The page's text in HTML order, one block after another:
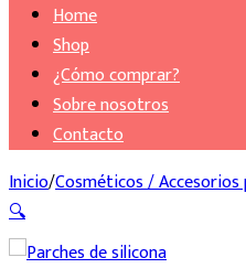
Home
Shop
¿Cómo comprar?
Sobre nosotros
Contacto
Inicio/Cosméticos /
🔍